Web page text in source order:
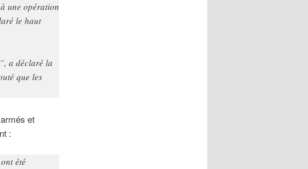
une opération
le haut
a déclaré la
que les
et
:
été